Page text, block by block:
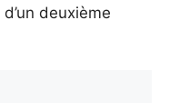
deuxième